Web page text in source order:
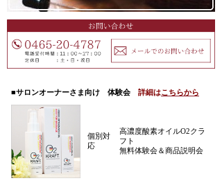
■サロンオーナーさま向け 体験会 詳細はこちらから
個別対
応
高濃度酸素オイルO2クラ
フト
無料体験会＆商品説明会